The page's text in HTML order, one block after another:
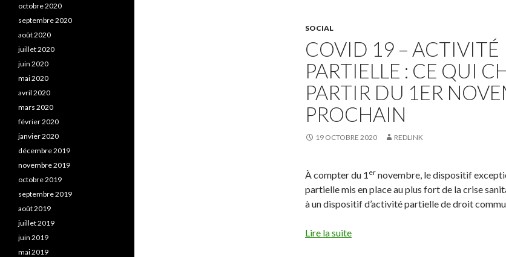
SOCIAL
COVID 19 – ACTIVITÉ
PARTIELLE : CE QUI
PARTIR DU 1ER
PROCHAIN
19 OCTOBRE 2020 REDLINK
À compter du 1 er novembre, le dispositif
partielle mis en place au plus fort de la crise
à un dispositif d’activité partielle de droit
Lire la suite
octobre 2020
septembre 2020
août 2020
juillet 2020
juin 2020
mai 2020
avril 2020
mars 2020
février 2020
janvier 2020
décembre 2019
novembre 2019
octobre 2019
septembre 2019
août 2019
juillet 2019
juin 2019
mai 2019